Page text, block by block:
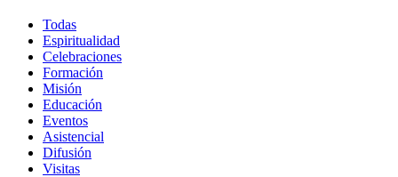
Todas
Espiritualidad
Celebraciones
Formación
Misión
Educación
Eventos
Asistencial
Difusión
Visitas